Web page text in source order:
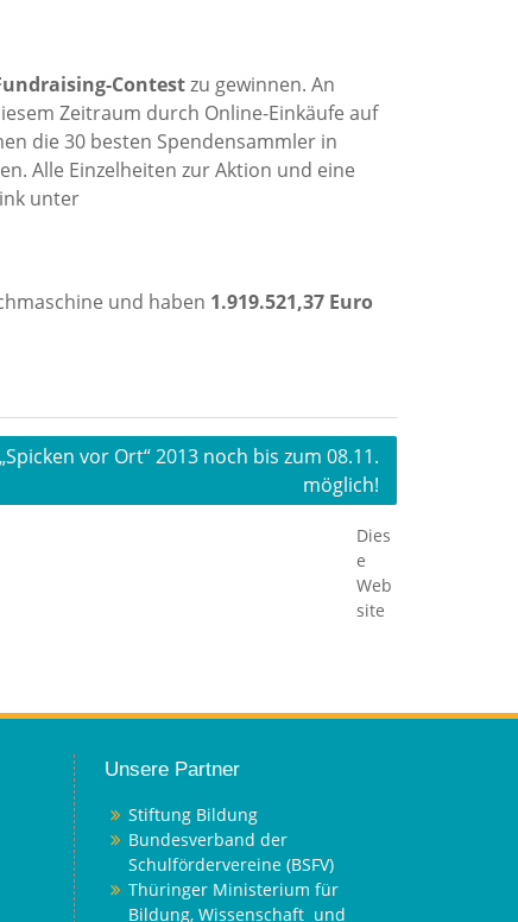
Contestzu gewinnen. An
Zeitraum durch Online-Einkäufe auf
die 30 besten Spendensammler in
Alle Einzelheiten zur Aktion und eine
unter
und haben 1.919.521,37 Euro
vor Ort“ 2013 noch bis zum 08.11.
möglich!
Dies
e
Web
site
Unsere Partner
Stiftung Bildung
Bundesverband der
Schulfördervereine (BSFV)
Thüringer Ministerium für
Bildung, Wissenschaft und